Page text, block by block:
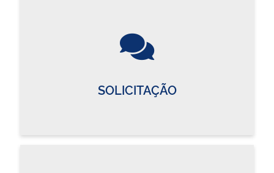
SOLICITAÇÃO